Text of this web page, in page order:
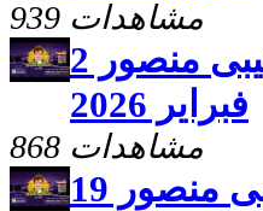
939 مشاهدات
برنامج سلامى اعطيكم مع خادمة الرب فيبى منصور 2
فبراير 2026
868 مشاهدات
برنامج سلامى اعطيكم مع خادمة الرب فيبى منصور 19